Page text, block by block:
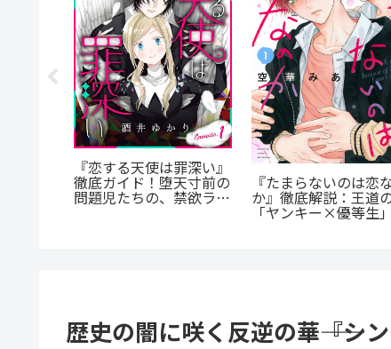
『群脳教室』の魅力を徹
底解説！教室が脳だら
け？衝撃サスペンスを今
すぐ読むべき5つの理由
『先生、僕たちは殺
いません。』徹底解
優しき女性教師の無
な復讐劇
歴史の闇に咲く反逆の華――『